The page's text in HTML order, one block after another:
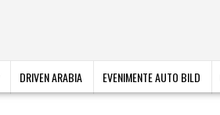
DRIVEN ARABIA EVENIMENTE AUTO BILD